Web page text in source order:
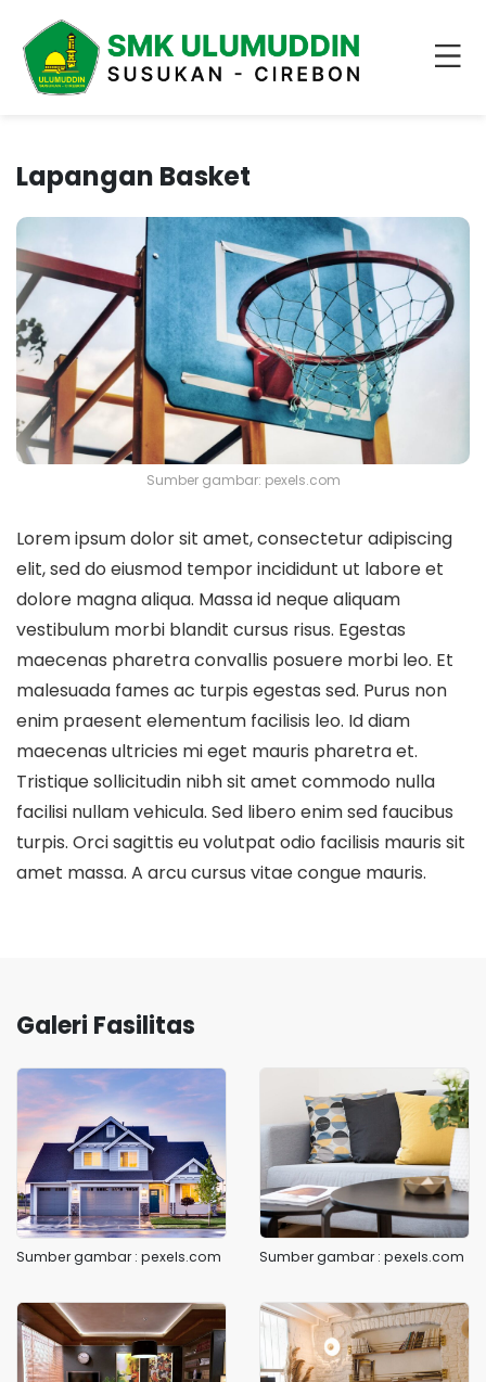
Lapangan Basket
Sumber gambar: pexels.com
Lorem ipsum dolor sit amet, consectetur adipiscing
elit, sed do eiusmod tempor incididunt ut labore et
dolore magna aliqua. Massa id neque aliquam
vestibulum morbi blandit cursus risus. Egestas
maecenas pharetra convallis posuere morbi leo. Et
malesuada fames ac turpis egestas sed. Purus non
enim praesent elementum facilisis leo. Id diam
maecenas ultricies mi eget mauris pharetra et.
Tristique sollicitudin nibh sit amet commodo nulla
facilisi nullam vehicula. Sed libero enim sed faucibus
turpis. Orci sagittis eu volutpat odio facilisis mauris sit
amet massa. A arcu cursus vitae congue mauris.
Galeri Fasilitas
Sumber gambar : pexels.com Sumber gambar : pexels.com